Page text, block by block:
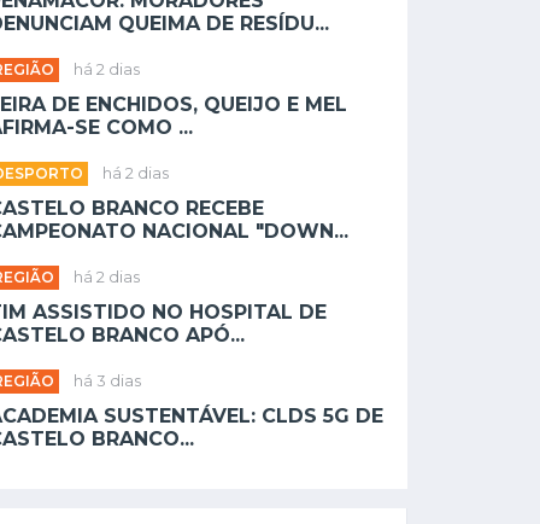
QUEIMA DE RESÍDU...
há 2 dias
DE ENCHIDOS, QUEIJO E MEL
SE COMO ...
há 2 dias
BRANCO RECEBE
NACIONAL "DOWN...
há 2 dias
ASSISTIDO NO HOSPITAL DE
BRANCO APÓ...
há 3 dias
SUSTENTÁVEL: CLDS 5G DE
BRANCO...